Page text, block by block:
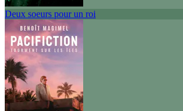
Deux soeurs pour un roi